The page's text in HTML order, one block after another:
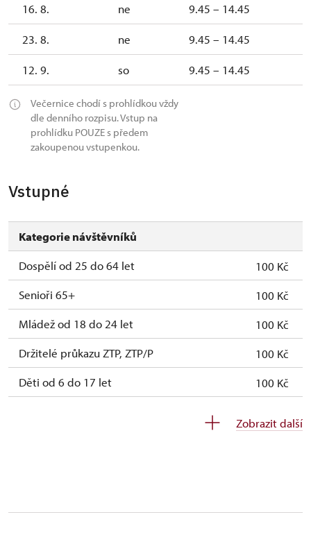
16. 8. ne 9.45 – 14.45
23. 8. ne 9.45 – 14.45
12. 9. so 9.45 – 14.45
Večernice chodí s prohlídkou vždy
dle denního rozpisu. Vstup na
prohlídku POUZE s předem
zakoupenou vstupenkou.
Vstupné
Kategorie návštěvníků
Dospělí od 25 do 64 let
100 Kč
Senioři 65+
100 Kč
Mládež od 18 do 24 let
100 Kč
Držitelé průkazu ZTP, ZTP/P
100 Kč
Děti od 6 do 17 let
100 Kč
Průvodce organizované skupiny (1 osoba
zdarma
Zobrazit další